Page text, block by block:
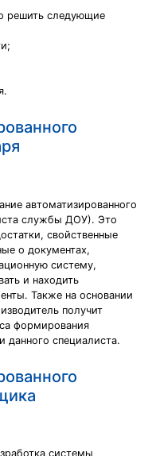
решить следующие
автоматизированного
службы ДОУ). Это
свойственные
о документах,
систему,
и находить
Также на основании
получит
формирования
данного специалиста.
системы